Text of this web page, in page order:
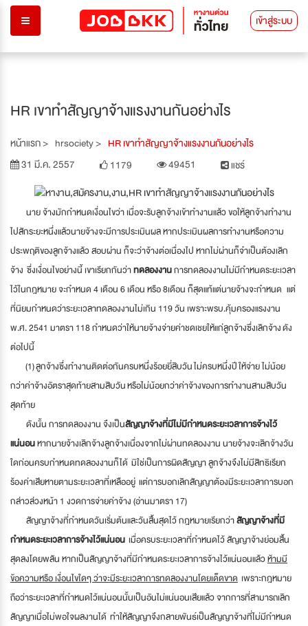
เข้าสู่ระบบ
HR เขาทำสัญญาจ้างแรงงานกันอย่างไร
หน้าแรก > hrsociety > HR เขาทำสัญญาจ้างแรงงานกันอย่างไร
31 มี.ค. 2557
1179 49451 แชร์
นาย จ้างมักกำหนดเงื่อนไขว่า เมื่อจะรับลูกจ้างเข้าทำงานแล้ว ขอให้ลูกจ้างทำงาน
ไปสักระยะหนึ่งแล้วนายจ้างจะมีการประเมินผล หากประเมินผลการทำงานหรือความ
ประพฤติของลูกจ้างแล้ว สอบผ่าน ก็จะว่าจ้างต่อเนื่องไป หากไม่ผ่านก็จำเป็นต้องเลิก
จ้าง ซึ่งเงื่อนไขอย่างนี้ เขาเรียกกันว่าทดลองงานการทดลองงานไม่มีกำหนดระยะเวลา
ไว้ในกฎหมาย จะกำหนด 4 เดือน 6 เดือน หรือ 8เดือน ก็สุดแท้แต่นายจ้างจะกำหนด แต่
ที่นิยมกำหนดว่าระยะเวลาทดลองงานไม่เกิน 119 วัน เพราะพรบ.คุ้มครองแรงงาน
พ.ศ. 2541 มาตรา 118 กำหนดว่าให้นายจ้างจ่ายค่าชดเชยให้แก่ลูกจ้างซึ่งเลิกจ้าง ดัง
ต่อไปนี้
(1) ลูกจ้างซึ่งทำงานติดต่อกันครบหนึ่งร้อยยี่สิบวัน ไม่ครบหนึ่งปี ให้จ่าย ไม่น้อย
กว่าค่าจ้างอัตราสุดท้ายสามสิบวัน หรือไม่น้อยกว่าค่าจ้างของการทำงานสามสิบวัน
สุดท้าย
ดังนั้น การทดลองงาน จึงเป็นสัญญาจ้างที่มีไม่มีกำหนดระยะเวลาการจ้างไว้
แน่นอนหากนายจ้างเลิกจ้างลูกจ้างเนื่องจากไม่ผ่านทดลองงาน นายจ้างจะเลิกจ้างวัน
ใดก่อนครบกำหนดทดลองงานก็ได้ มิใช่เป็นการผิดสัญญา ลูกจ้างจึงไม่มีสิทธิเรียก
ร้องค่าเสียหายตามระยะเวลาที่เหลืออยู่ แต่การบอกเลิกสัญญาต้องมีระยะเวลาการบอก
กล่าวล่วงหน้า 1 งวดการจ่ายค่าจ้าง (อ่านมาตรา 17)
สัญญาจ้างที่กำหนดวันเริ่มต้นและวันสิ้นสุดไว้ กฎหมายเรียกว่าสัญญาจ้างที่มี
กำหนดระยะเวลาการจ้างไว้แน่นอน เมื่อครบระยะเวลาที่กำหนดไว้ สัญญาจ้างย่อมสิ้น
สุดลงโดยพลัน หากเป็นสัญญาจ้างที่มีกำหนดระยะเวลาการจ้างไว้แน่นอนแล้วห้ามมี
ข้อความหรือ เงื่อนไขใดๆ ว่าจะมีระยะเวลาการทดลองงานโดยเด็ดขาด เพราะกฎหมาย
ถือว่าระยะเวลาที่กำหนดไว้แน่นอนนั้นเป็นอันไม่แน่นอนเสียแล้ว จากการที่สามารถเลิก
สัญญาเมื่อไม่พอใจผลงานได้ ทำให้สัญญาจึงกลายพันธ์เป็นสัญญาจ้างที่ไม่มีกำหนด